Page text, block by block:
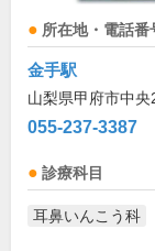
所在地・電話番
金手駅
山梨県甲府市中
055-237-3387
診療科目
耳鼻いんこう科